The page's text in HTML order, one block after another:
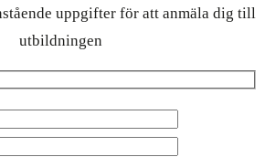
uppgifter för att anmäla dig till
utbildningen